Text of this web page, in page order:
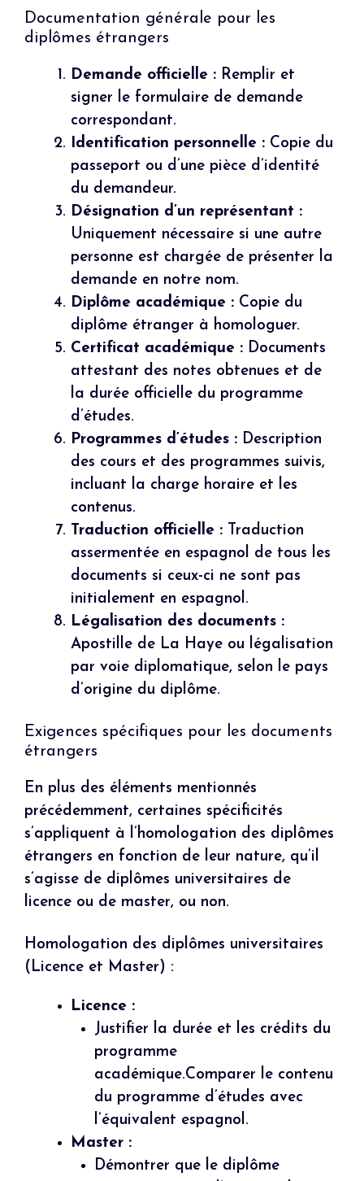
Documentation générale pour les
diplômes étrangers
Demande officielle : Remplir et
signer le formulaire de demande
correspondant.
Identification personnelle : Copie du
passeport ou d’une pièce d’identité
du demandeur.
Désignation d’un représentant :
Uniquement nécessaire si une autre
personne est chargée de présenter la
demande en notre nom.
Diplôme académique : Copie du
diplôme étranger à homologuer.
Certificat académique : Documents
attestant des notes obtenues et de
la durée officielle du programme
d’études.
Programmes d’études : Description
des cours et des programmes suivis,
incluant la charge horaire et les
contenus.
Traduction officielle : Traduction
assermentée en espagnol de tous les
documents si ceux-ci ne sont pas
initialement en espagnol.
Légalisation des documents :
Apostille de La Haye ou légalisation
par voie diplomatique, selon le pays
d’origine du diplôme.
Exigences spécifiques pour les documents
étrangers
En plus des éléments mentionnés
précédemment, certaines spécificités
s’appliquent à l’homologation des diplômes
étrangers en fonction de leur nature, qu’il
s’agisse de diplômes universitaires de
licence ou de master, ou non.
Homologation des diplômes universitaires
(Licence et Master) :
Licence :
Justifier la durée et les crédits du
programme
académique.Comparer le contenu
du programme d’études avec
l’équivalent espagnol.
Master :
Démontrer que le diplôme